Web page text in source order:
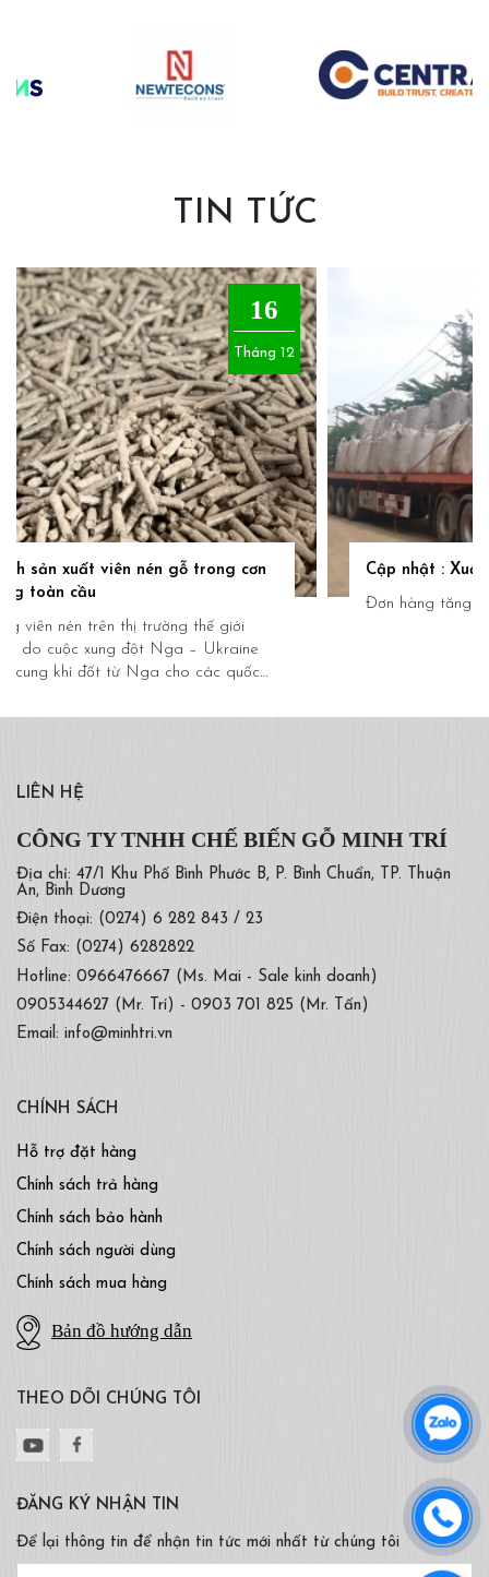
TIN TỨC
Quy trình sản xuất ván dăm Particle Board của
công ty Gỗ Minh Trí
Tháng 06
Quy trình sản xuất ván dăm Particle Board của công
ty Gỗ Minh Trí
LIÊN HỆ
CÔNG TY TNHH CHẾ BIẾN GỖ MINH TRÍ
Địa chỉ: 47/1 Khu Phố Bình Phước B, P. Bình Chuẩn, TP. Thuận
An, Bình Dương
Điện thoại: (0274) 6 282 843 / 23
Số Fax: (0274) 6282822
Hotline: 0966476667 (Ms. Mai - Sale kinh doanh)
0905344627 (Mr. Trí) - 0903 701 825 (Mr. Tấn)
Email: info@minhtri.vn
CHÍNH SÁCH
Hỗ trợ đặt hàng
Chính sách trả hàng
Chính sách bảo hành
Chính sách người dùng
Chính sách mua hàng
Bản đồ hướng dẫn
THEO DÕI CHÚNG TÔI
ĐĂNG KÝ NHẬN TIN
Để lại thông tin để nhận tin tức mới nhất từ chúng tôi